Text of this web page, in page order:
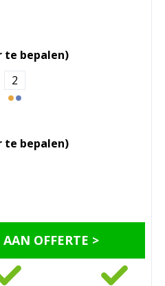
2
OFFERTE >